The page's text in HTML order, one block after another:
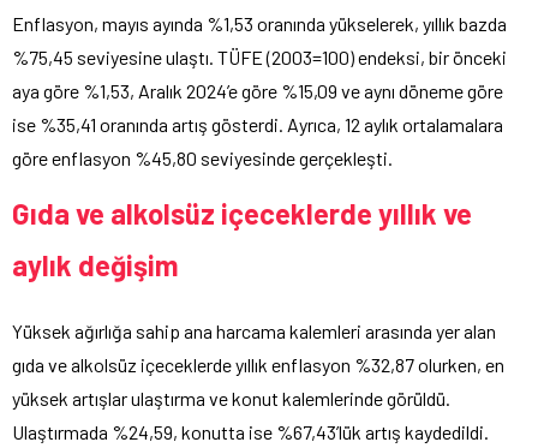
Enflasyon, mayıs ayında %1,53 oranında yükselerek, yıllık bazda
%75,45 seviyesine ulaştı. TÜFE (2003=100) endeksi, bir önceki
aya göre %1,53, Aralık 2024’e göre %15,09 ve aynı döneme göre
ise %35,41 oranında artış gösterdi. Ayrıca, 12 aylık ortalamalara
göre enflasyon %45,80 seviyesinde gerçekleşti.
Gıda ve alkolsüz içeceklerde yıllık ve
aylık değişim
Yüksek ağırlığa sahip ana harcama kalemleri arasında yer alan
gıda ve alkolsüz içeceklerde yıllık enflasyon %32,87 olurken, en
yüksek artışlar ulaştırma ve konut kalemlerinde görüldü.
Ulaştırmada %24,59, konutta ise %67,43’lük artış kaydedildi.